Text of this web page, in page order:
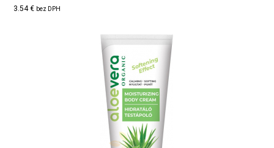
3.54 € bez DPH